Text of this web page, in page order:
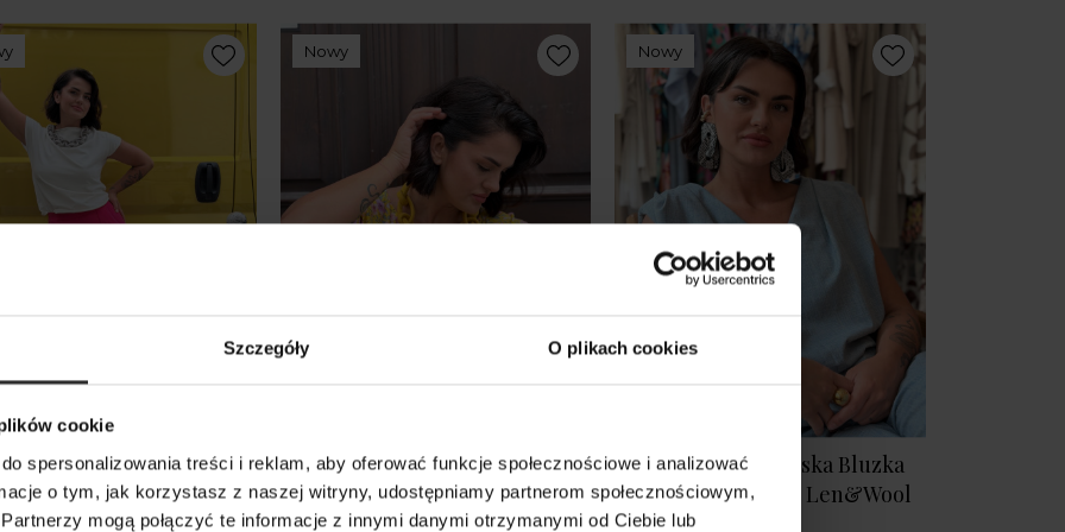
Szczegóły O plikach cookies
cookie
spersonalizowania treści i reklam, aby oferować funkcje społecznościowe i analizować
o tym, jak korzystasz z naszej witryny, udostępniamy partnerom społecznościowym,
mogą połączyć te informacje z innymi danymi otrzymanymi od Ciebie lub
T-shirt Cleo Ecru
zł
Nowy
Bluzka Fleur Flowers
249,00 zł
Nowy
Dwustronna niebieska Bluzka
bez rękawów Blues Len&Wool
Blue